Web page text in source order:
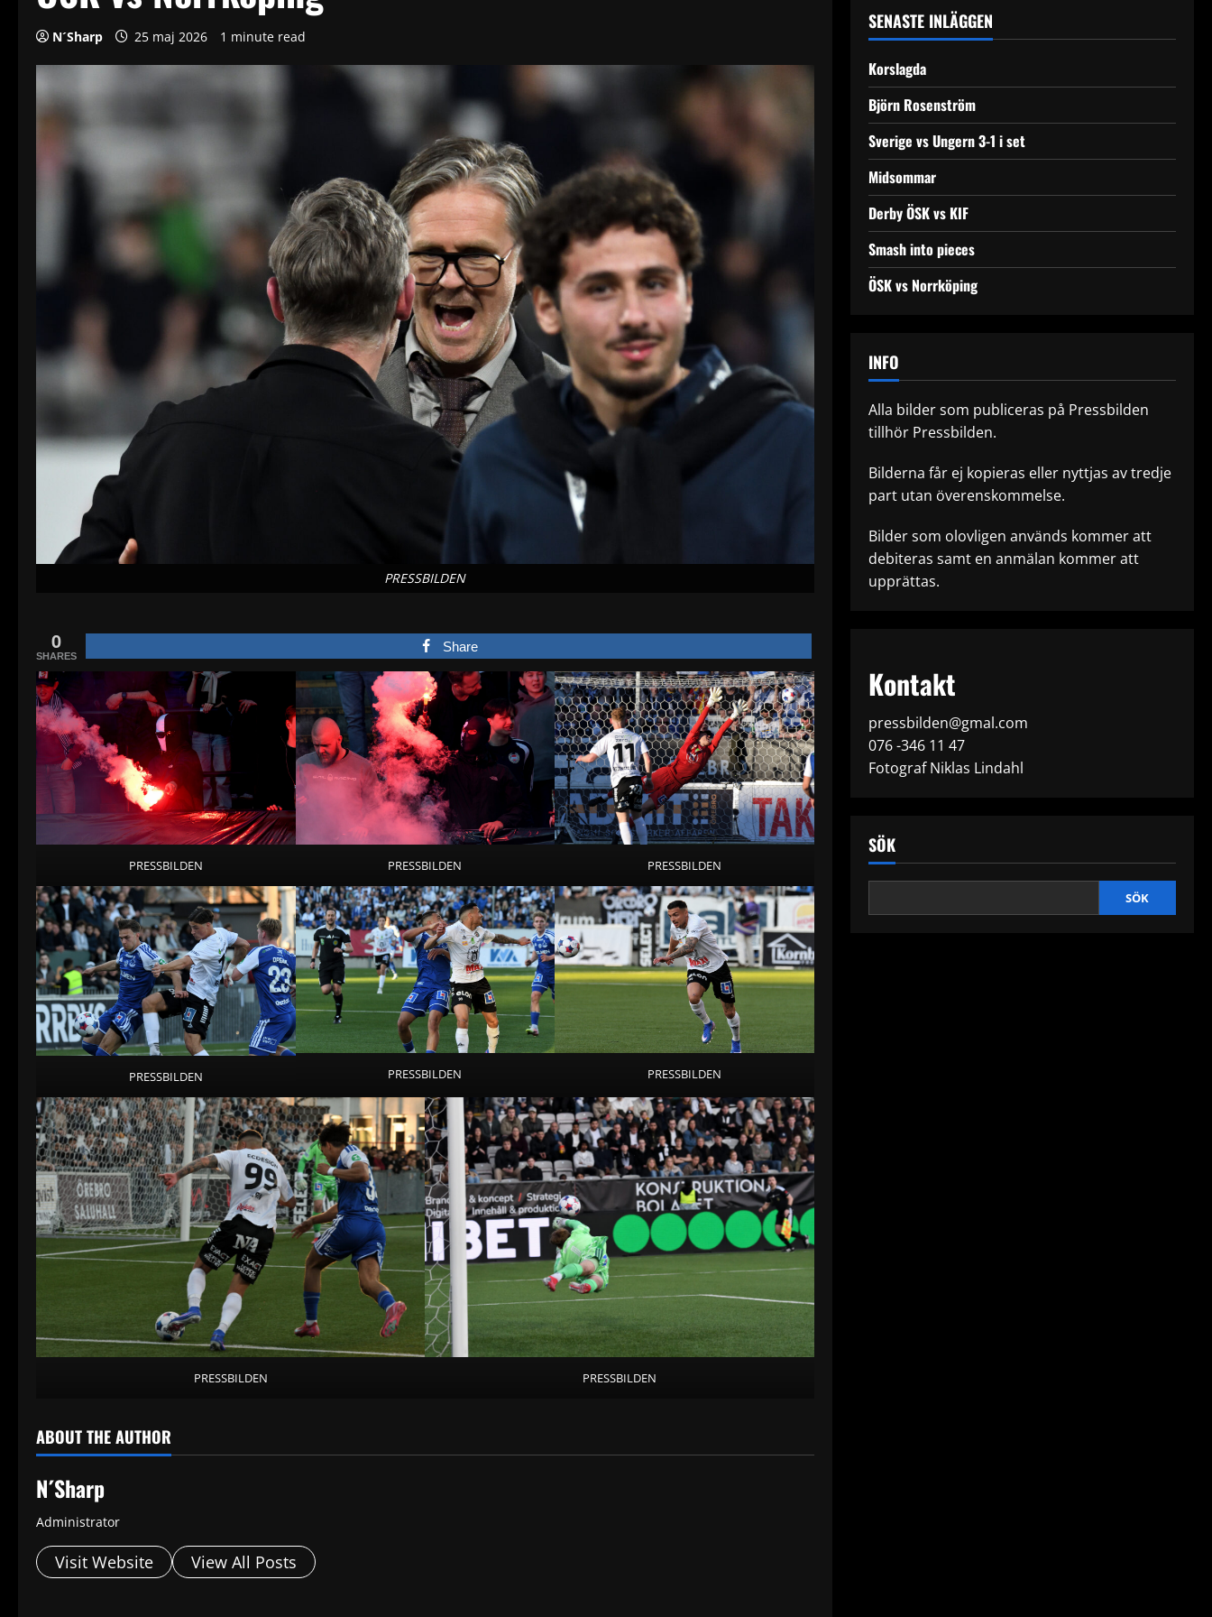
N´Sharp 25 maj 2026 1 minute read
PRESSBILDEN
0
SHARES
Share
PRESSBILDEN PRESSBILDEN PRESSBILDEN
PRESSBILDEN PRESSBILDEN PRESSBILDEN
PRESSBILDEN PRESSBILDEN
ABOUT THE AUTHOR
N´Sharp
Administrator
Visit Website View All Posts
SENASTE INLÄGGEN
Korslagda
Björn Rosenström
Sverige vs Ungern 3-1 i set
Midsommar
Derby ÖSK vs KIF
Smash into pieces
ÖSK vs Norrköping
INFO
Alla bilder som publiceras på Pressbilden
tillhör Pressbilden.
Bilderna får ej kopieras eller nyttjas av tredje
part utan överenskommelse.
Bilder som olovligen används kommer att
debiteras samt en anmälan kommer att
upprättas.
Kontakt
pressbilden@gmal.com
076 -346 11 47
Fotograf Niklas Lindahl
SÖK
SÖK